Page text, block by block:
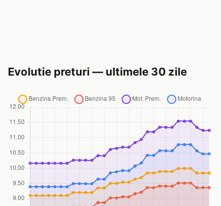
Evolutie preturi — ultimele 30 zile